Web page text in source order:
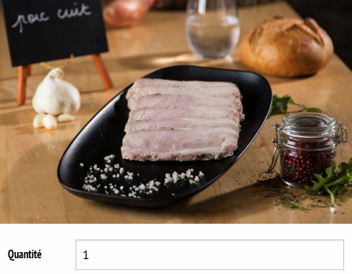
Se déconnecter
Quantité